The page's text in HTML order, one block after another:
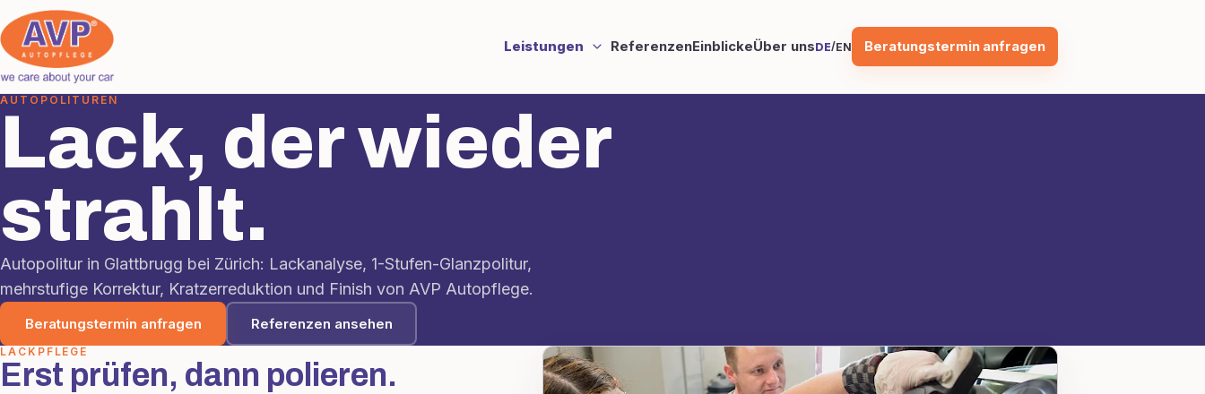
Leistungen ReferenzenEinblickeÜber unsDE/EN Beratungstermin anfragen
AUTOPOLITUREN
Lack, der wieder
strahlt.
Autopolitur in Glattbrugg bei Zürich: Lackanalyse, 1-Stufen-Glanzpolitur,
mehrstufige Korrektur, Kratzerreduktion und Finish von AVP Autopflege.
Beratungstermin anfragen Referenzen ansehen
LACKPFLEGE
Erst prüfen, dann polieren.